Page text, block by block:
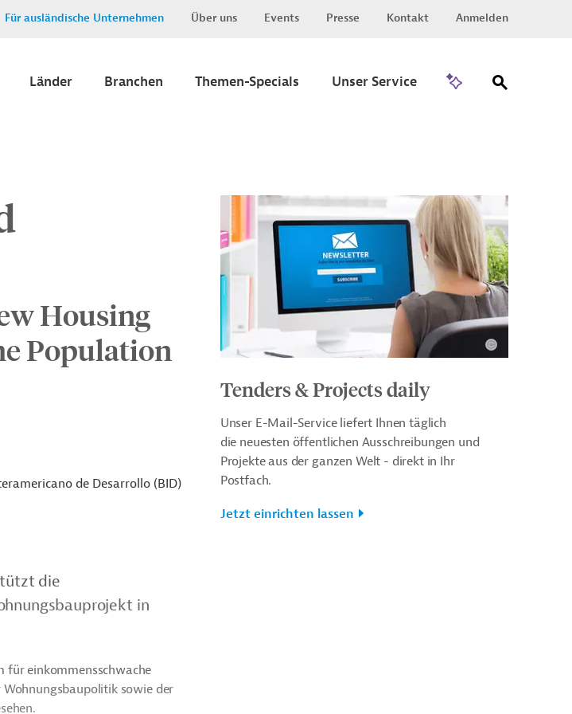
Für ausländische Unternehmen Über uns Events Presse Kontakt Anmelden
Länder Branchen Themen-Specials Unser Service
Housing
Population
de Desarrollo (BID)
die
in
für einkommensschwache
Wohnungsbaupolitik sowie der
Tenders & Projects daily
Unser E-Mail-Service liefert Ihnen täglich
die neuesten öffentlichen Ausschreibungen und
Projekte aus der ganzen Welt - direkt in Ihr
Postfach.
Jetzt einrichten lassen